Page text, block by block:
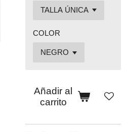
COLOR
Añadir al
carrito